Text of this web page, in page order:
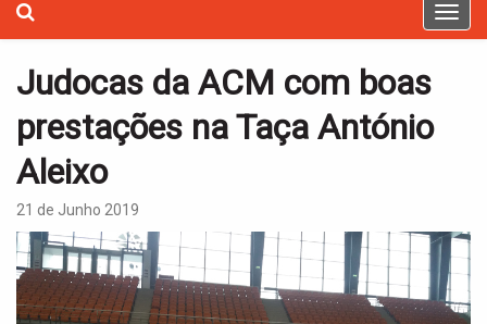
T
o
g
a
t
i
Judocas da ACM com boas
prestações na Taça António
Aleixo
21 de Junho 2019